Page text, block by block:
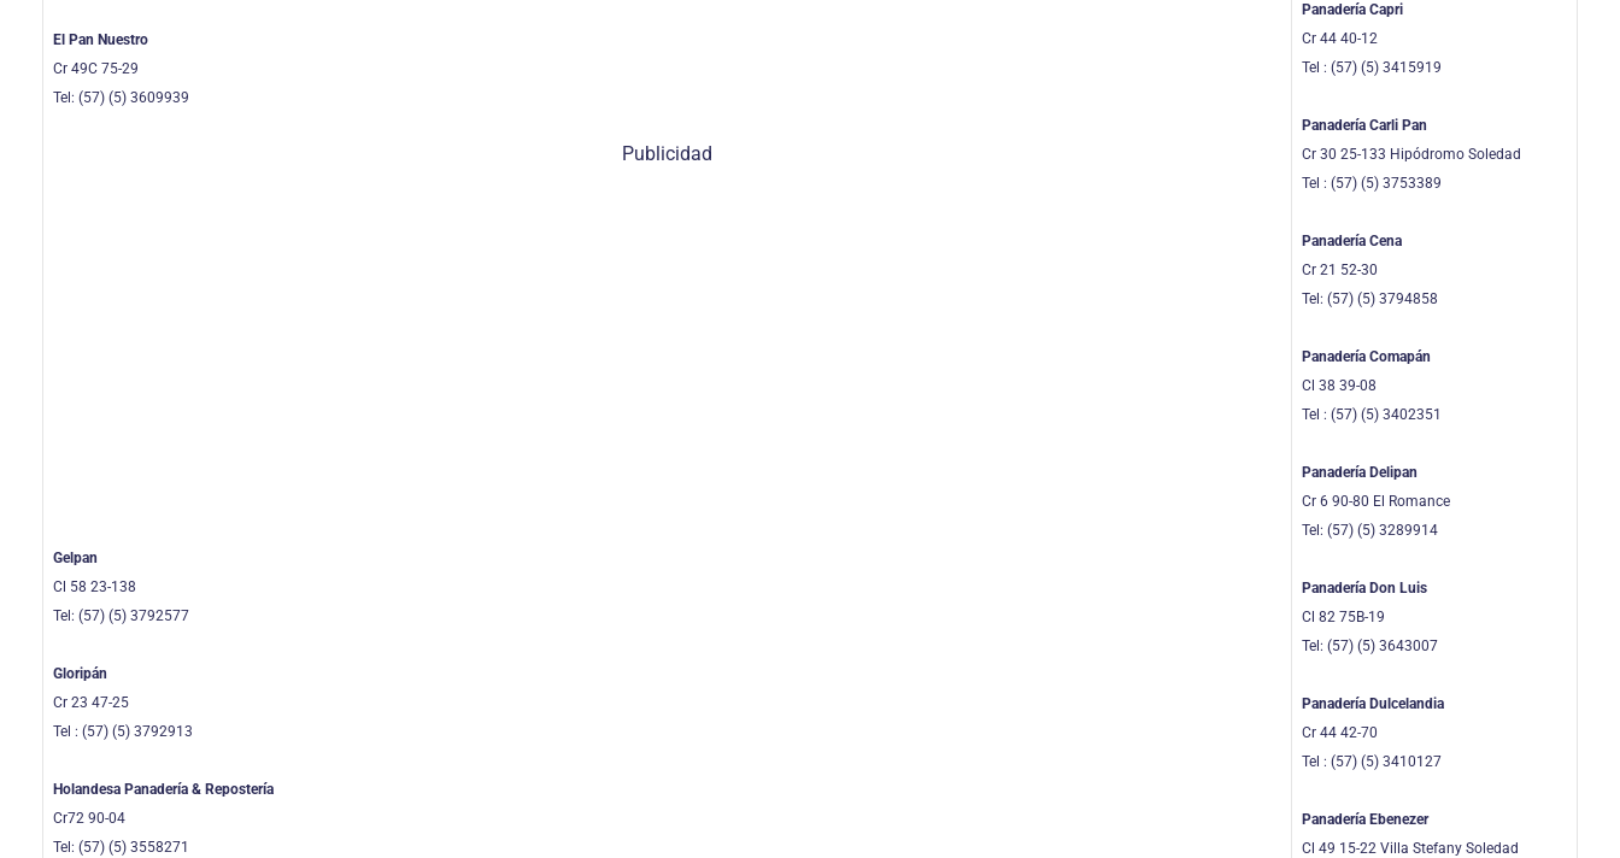
El Pan Nuestro
Cr 49C 75-29
Tel: (57) (5) 3609939
Publicidad
Gelpan
Cl 58 23-138
Tel: (57) (5) 3792577
Gloripán
Cr 23 47-25
Tel : (57) (5) 3792913
Holandesa Panadería & Repostería
Cr72 90-04
Tel: (57) (5) 3558271
Panadería Capri
Cr 44 40-12
Tel : (57) (5) 3415919
Panadería Carli Pan
Cr 30 25-133 Hipódromo Soledad
Tel : (57) (5) 3753389
Panadería Cena
Cr 21 52-30
Tel: (57) (5) 3794858
Panadería Comapán
Cl 38 39-08
Tel : (57) (5) 3402351
Panadería Delipan
Cr 6 90-80 El Romance
Tel: (57) (5) 3289914
Panadería Don Luis
Cl 82 75B-19
Tel: (57) (5) 3643007
Panadería Dulcelandia
Cr 44 42-70
Tel : (57) (5) 3410127
Panadería Ebenezer
Cl 49 15-22 Villa Stefany Soledad